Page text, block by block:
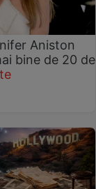
Aniston
bine de 20 de